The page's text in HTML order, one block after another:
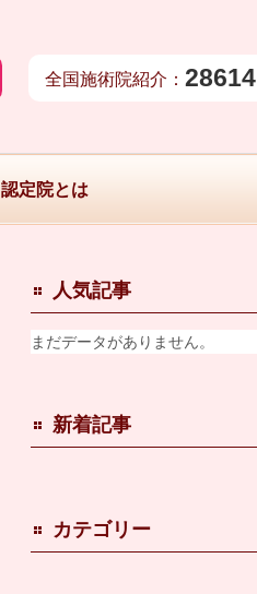
全国施術院紹介： 28614
認定院とは
人気記事
まだデータがありません。
新着記事
カテゴリー